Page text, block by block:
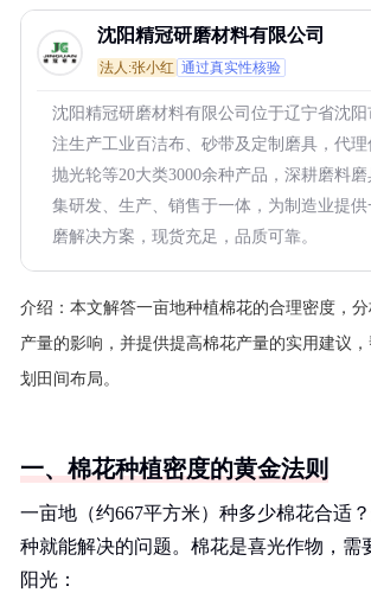
沈阳精冠研磨材料有限公司
法人:张小红 通过真实性核验
沈阳精冠研磨材料有限公司位于辽宁省沈
注生产工业百洁布、砂带及定制磨具，代理
抛光轮等20大类3000余种产品，深耕磨料磨
集研发、生产、销售于一体，为制造业提
磨解决方案，现货充足，品质可靠。
介绍： 本文解答一亩地种植棉花的合理密度，
产量的影响，并提供提高棉花产量的实用建议
划田间布局。
一、棉花种植密度的黄金法则
一亩地（约667平方米）种多少棉花合适
种就能解决的问题。棉花是喜光作物，需
阳光：